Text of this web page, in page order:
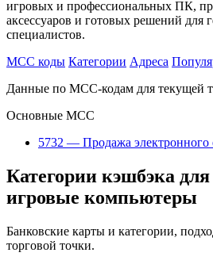
игровых и профессиональных ПК,
аксессуаров и готовых решений для
специалистов.
MCC коды Категории Адреса
Данные по MCC-кодам для текущей
Основные MCC
5732 — Продажа электронного
Категории кэшбэка
игровые компьютеры
Банковские карты и категории,
торговой точки.